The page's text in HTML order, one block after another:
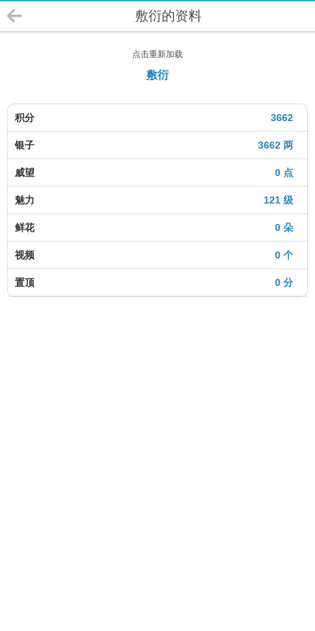
敷衍的资料
点击重新加载
敷衍
3662
积分
3662 两
银子
0 点
威望
121 级
魅力
0 朵
鲜花
0 个
视频
0 分
置顶